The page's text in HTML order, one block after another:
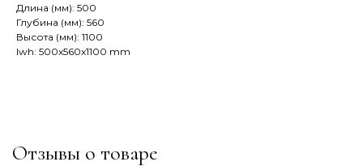
Длина (мм): 500
Глубина (мм): 560
Высота (мм): 1100
lwh: 500x560x1100 mm
Отзывы о товаре